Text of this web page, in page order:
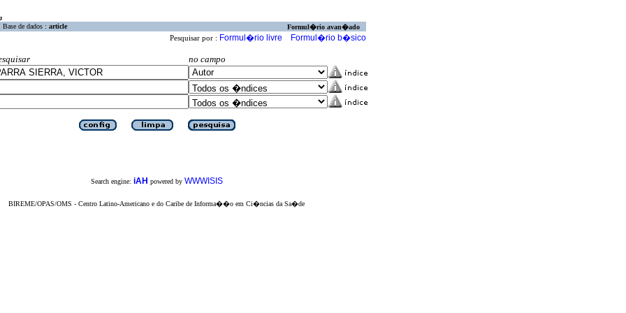
Base de dados : article Formul�rio avan�ado
Pesquisar por : Formul�rio livre Formul�rio b�sico
no campo
Search engine: iAH powered by WWWISIS
BIREME/OPAS/OMS - Centro Latino-Americano e do Caribe de Informa��o em Ci�ncias da Sa�de